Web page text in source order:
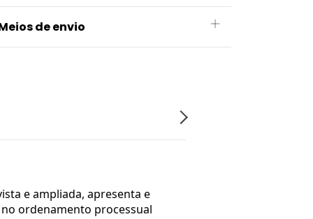
de envio
e ampliada, apresenta e
ordenamento processual